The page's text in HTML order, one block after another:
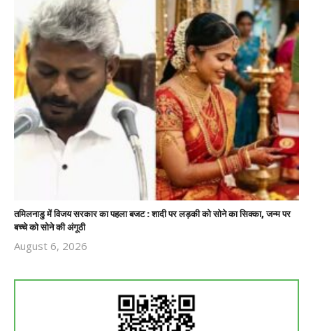
तमिलनाडु में विजय सरकार का पहला बजट : शादी पर लड़की को सोने का सिक्का, जन्म पर
बच्चे को सोने की अंगूठी
August 6, 2026